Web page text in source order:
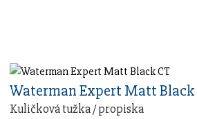
Waterman Expert Matt Black
Kuličková tužka / propiska